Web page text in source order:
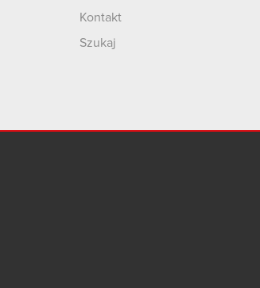
Kontakt
Szukaj